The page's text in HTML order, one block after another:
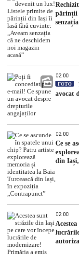
părinții
02:00
FOTO
avocat
02:00
Ce se
din
02:00